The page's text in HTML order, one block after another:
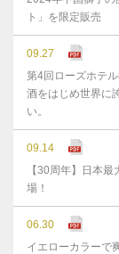
ト」を限定販売
09.27
第4回ローズホテ
酒をはじめ世界に
い。
09.14
【30周年】日本
場！
06.30
イエローカラーで